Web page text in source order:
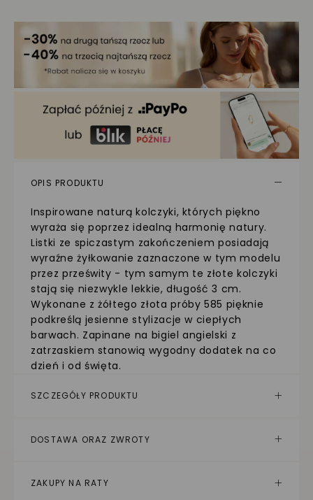
OPIS PRODUKTU
Inspirowane naturą kolczyki, których piękno
wyraża się poprzez idealną harmonię natury.
Listki ze spiczastym zakończeniem posiadają
wyraźne żyłkowanie zaznaczone w tym modelu
przez prześwity - tym samym te złote kolczyki
stają się niezwykle lekkie, długość 3 cm.
Wykonane z żółtego złota próby 585 pięknie
podkreślą jesienne stylizacje w ciepłych
barwach. Zapinane na bigiel angielski z
zatrzaskiem stanowią wygodny dodatek na co
dzień i od święta.
SZCZEGÓŁY PRODUKTU
DOSTAWA ORAZ ZWROTY
ZAKUPY NA RATY